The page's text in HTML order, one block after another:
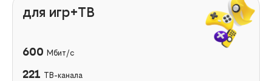
для игр+ТВ
600 Мбит/с
221 ТВ-канала